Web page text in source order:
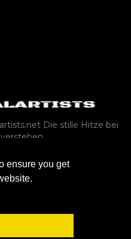
ensure you get
Die stille Hitze bei
SONSTIG
HUNDE
ASK-A-VET